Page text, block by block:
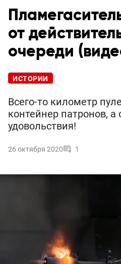
от
очереди
ИСТОРИИ
Всего-то километр
контейнер патронов, а
удовольствия!
26 октября 2020 1